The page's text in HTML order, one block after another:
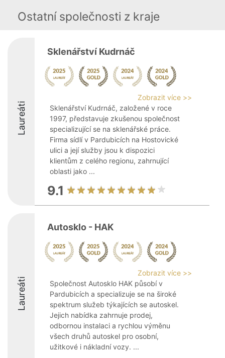
Ostatní společnosti z kraje
Laureáti
Sklenářství Kudrnáč
Zobrazit více >>
Sklenářství Kudrnáč, založené v roce
1997, představuje zkušenou společnost
specializující se na sklenářské práce.
Firma sídlí v Pardubicích na Hostovické
ulici a její služby jsou k dispozici
klientům z celého regionu, zahrnující
oblasti jako ...
9.1
Laureáti
Autosklo - HAK
Zobrazit více >>
Společnost Autosklo HAK působí v
Pardubicích a specializuje se na široké
spektrum služeb týkajících se autoskel.
Jejich nabídka zahrnuje prodej,
odbornou instalaci a rychlou výměnu
všech druhů autoskel pro osobní,
užitkové i nákladní vozy. ...